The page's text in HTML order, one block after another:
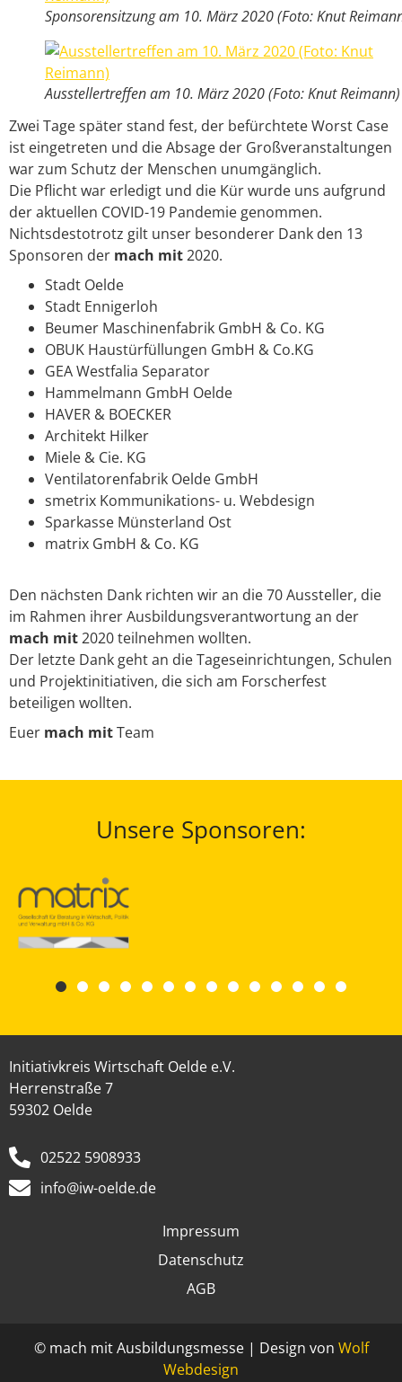
Sponsorensitzung am 10. März 2020 (Foto: Knut
Ausstellertreffen am 10. März 2020 (Foto: Knut Reimann)
Zwei Tage später stand fest, der befürchtete Worst Case
ist eingetreten und die Absage der Großveranstaltungen
war zum Schutz der Menschen unumgänglich.
Die Pflicht war erledigt und die Kür wurde uns aufgrund
der aktuellen COVID-19 Pandemie genommen.
Nichtsdestotrotz gilt unser besonderer Dank den 13
Sponsoren der mach mit2020.
Stadt Oelde
Stadt Ennigerloh
Beumer Maschinenfabrik GmbH & Co. KG
OBUK Haustürfüllungen GmbH & Co.KG
GEA Westfalia Separator
Hammelmann GmbH Oelde
HAVER & BOECKER
Architekt Hilker
Miele & Cie. KG
Ventilatorenfabrik Oelde GmbH
smetrix Kommunikations- u. Webdesign
Sparkasse Münsterland Ost
matrix GmbH & Co. KG
Den nächsten Dank richten wir an die 70 Aussteller, die
im Rahmen ihrer Ausbildungsverantwortung an der
mach mit2020 teilnehmen wollten.
Der letzte Dank geht an die Tageseinrichtungen, Schulen
und Projektinitiativen, die sich am Forscherfest
beteiligen wollten.
Euer mach mitTeam
Unsere Sponsoren:
Initiativkreis Wirtschaft Oelde e.V.
Herrenstraße 7
59302 Oelde
02522 5908933
info@iw-oelde.de
Impressum
Datenschutz
AGB
© mach mit Ausbildungsmesse | Design von Wolf
Webdesign